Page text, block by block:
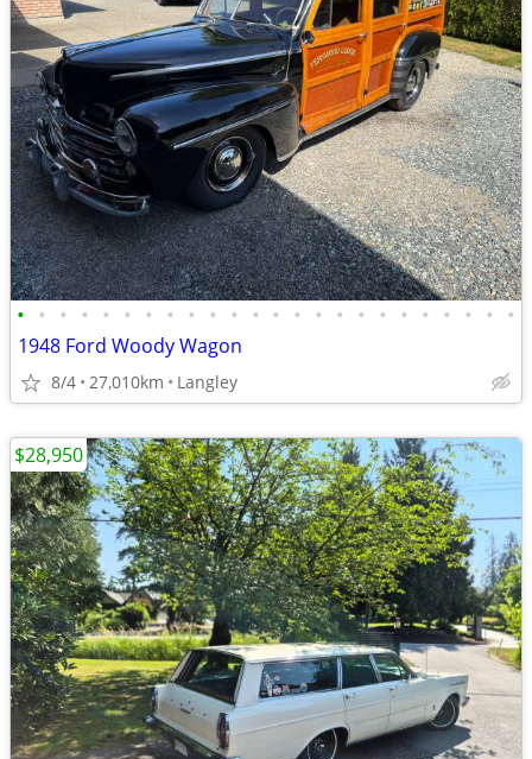
• • • • • • • • • • • • • • • • • • • • • • • •
1948 Ford Woody Wagon
8/4 27,010km Langley
$28,950